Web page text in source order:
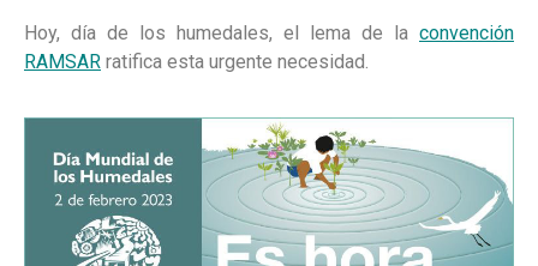
Hoy, día de los humedales, el lema de la convención
RAMSAR ratifica esta urgente necesidad.